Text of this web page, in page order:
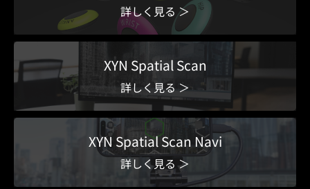
詳しく見る ＞
XYN Spatial Scan
詳しく見る ＞
XYN Spatial Scan Navi
詳しく見る ＞